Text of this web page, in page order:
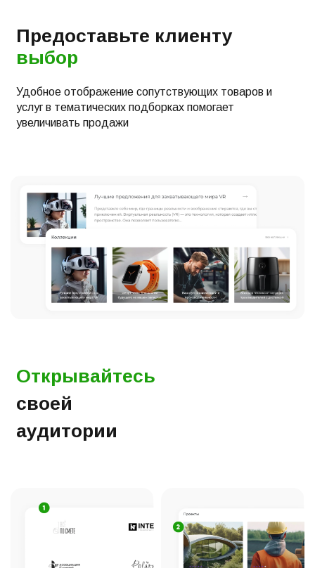
Предоставьте клиенту
выбор
Удобное отображение сопутствующих товаров и
услуг в тематических подборках помогает
увеличивать продажи
Открывайтесь
своей
аудитории